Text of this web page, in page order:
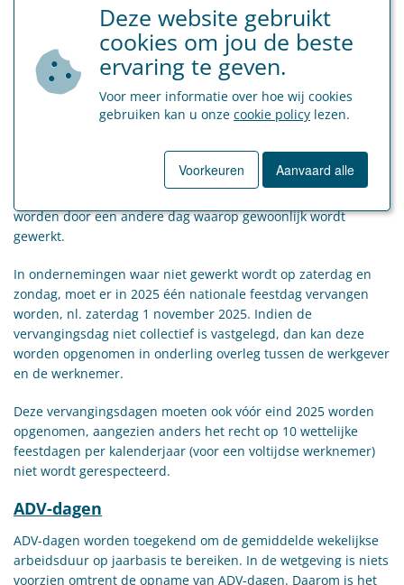
de werknemer te informeren over zijn aantal nog
resterende vakantiedagen en hem te wijzen op zijn
verplichting om deze vóór het einde van het jaar op te
nemen.
Wanneer een feestdag samenvalt met een zondag of andere
worden door een andere dag waarop gewoonlijk wordt
gewerkt.
In ondernemingen waar niet gewerkt wordt op zaterdag en
zondag, moet er in 2025 één nationale feestdag vervangen
worden, nl. zaterdag 1 november 2025. Indien de
vervangingsdag niet collectief is vastgelegd, dan kan deze
worden opgenomen in onderling overleg tussen de werkgever
en de werknemer.
Deze vervangingsdagen moeten ook vóór eind 2025 worden
opgenomen, aangezien anders het recht op 10 wettelijke
feestdagen per kalenderjaar (voor een voltijdse werknemer)
niet wordt gerespecteerd.
ADV-dagen
ADV-dagen worden toegekend om de gemiddelde wekelijkse
arbeidsduur op jaarbasis te bereiken. In de wetgeving is niets
voorzien omtrent de opname van ADV-dagen. Daarom is het
Deze website gebruikt
cookies om jou de beste
ervaring te geven.
Voor meer informatie over hoe wij cookies
gebruiken kan u onze cookie policy lezen.
Voorkeuren Aanvaard alle